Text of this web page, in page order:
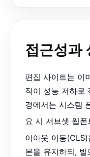
접근성과
편집 사이트는 이
적이 성능 저하로
경에서는 시스템
요 시 서브셋 웹폰
이아웃 이동
본을 유지하되, 빌